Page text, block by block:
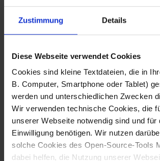
Zustimmung Details
Diese Webseite verwendet Cookies
Cookies sind kleine Textdateien, die in
B. Computer, Smartphone oder Tablet)
werden und unterschiedlichen Zwecken
Wir verwenden technische Cookies, die
unserer Webseite notwendig sind und für
Einwilligung benötigen. Wir nutzen
solche Cookies des Open-Source-Tools
dabei helfen, die Nutzung unserer
Fotografo: Lorenz
Sternbach
Download
Sternbach
Download